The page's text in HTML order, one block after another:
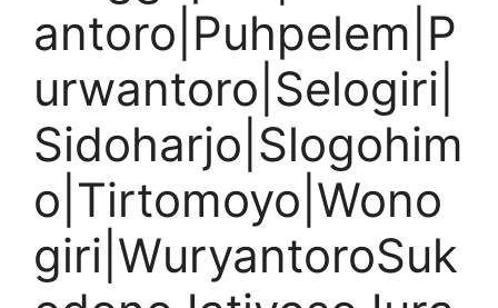
antoro|Puhpelem|P
urwantoro|Selogiri|
Sidoharjo|Slogohim
o|Tirtomoyo|Wono
giri|WuryantoroSuk